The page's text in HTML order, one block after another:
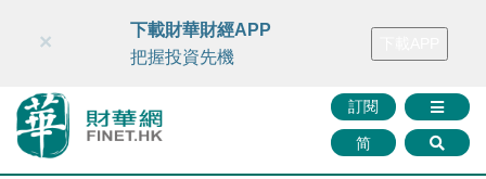
財華智庫網 FINTV FINMETA 財華證券 媒體矩陣
訂閱
简
×
下載財華財經APP
把握投資先機